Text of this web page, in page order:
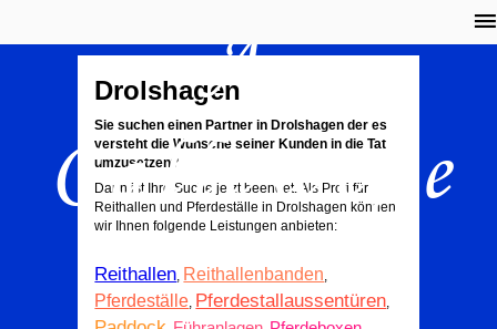
A.
Callewege
Drolshagen
Sie suchen einen Partner in Drolshagen der es
versteht die Wünsche seiner Kunden in die Tat
umzusetzen?
Dann ist Ihre Suche jetzt beendet. Als Profi für
Reithallen und Pferdeställe in Drolshagen können
wir Ihnen folgende Leistungen anbieten:
Reithallen, Reithallenbanden,
Pferdeställe, Pferdestallaussentüren,